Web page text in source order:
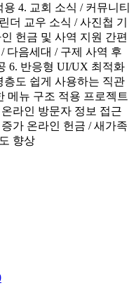
4. 교회 소식 / 커뮤니티
더 교우 소식 / 사진첩 기
헌금 및 사역 지원 간편
다음세대 / 구제 사역 후
6. 반응형 UI/UX 최적화
층도 쉽게 사용하는 직관
메뉴 구조 적용 프로젝트
라인 방문자 정보 접근
가 온라인 헌금 / 새가족
향상